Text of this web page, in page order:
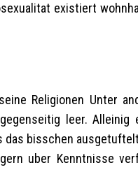
existiert
Religionen Unter
leer. Alleinig
das bisschen
uber Kenntnisse